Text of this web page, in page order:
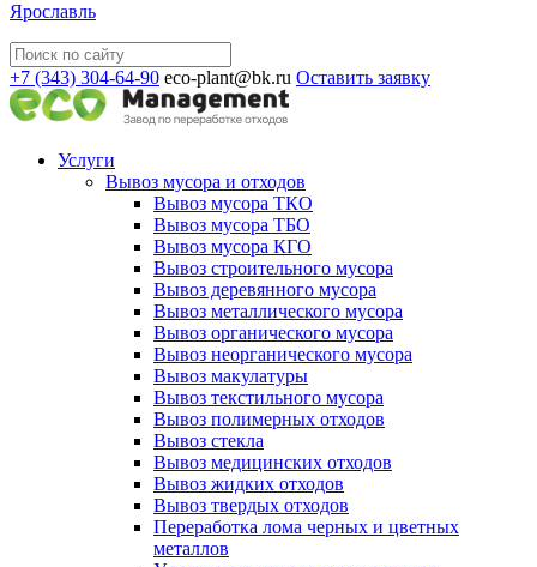
Ярославль
+7 (343) 304-64-90 eco-plant@bk.ru Оставить заявку
Услуги
Вывоз мусора и отходов
Вывоз мусора ТКО
Вывоз мусора ТБО
Вывоз мусора КГО
Вывоз строительного мусора
Вывоз деревянного мусора
Вывоз металлического мусора
Вывоз органического мусора
Вывоз неорганического мусора
Вывоз макулатуры
Вывоз текстильного мусора
Вывоз полимерных отходов
Вывоз стекла
Вывоз медицинских отходов
Вывоз жидких отходов
Вывоз твердых отходов
Переработка лома черных и цветных
металлов